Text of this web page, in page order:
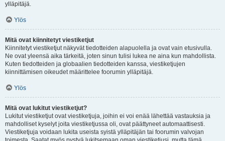
ylläpitäjä.
Ylös
Mitä ovat kiinnitetyt viestiketjut
Kiinnitetyt viestiketjut näkyvät tiedotteiden alapuolella ja ovat vain etusivulla.
Ne ovat yleensä aika tärkeitä, joten sinun tulisi lukea ne aina kun mahdollista.
Kuten tiedotteiden ja globaalien tiedotteiden kanssa, viestiketjujen
kiinnittämisen oikeudet määrittelee foorumin ylläpitäjä.
Ylös
Mitä ovat lukitut viestiketjut?
Lukitut viestiketjut ovat viestiketjuja, joihin ei voi enää lähettää vastauksia ja
mahdolliset kyselyt joita viestiketjussa oli, ovat päättyneet automaattisesti.
Viestiketjuja voidaan lukita useista syistä ylläpitäjän tai foorumin valvojan